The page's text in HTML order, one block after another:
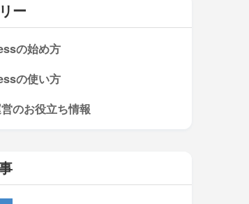
ー
の始め方
の使い方
のお役立ち情報